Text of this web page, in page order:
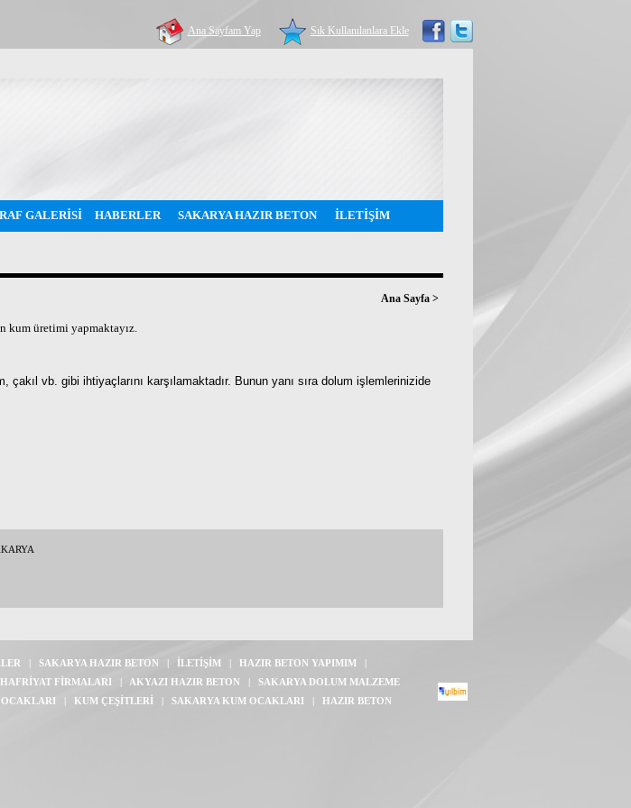
Ana Sayfam Yap Sık Kullanılanlara Ekle
GALERİSİ HABERLER SAKARYA HAZIR BETON İLETİŞİM
Ana Sayfa>
kum üretimi yapmaktayız.
vb. gibi ihtiyaçlarını karşılamaktadır. Bunun yanı sıra dolum işlemlerinizide
| SAKARYA HAZIR BETON | İLETİŞİM| HAZIR BETON YAPIMIM|
FİRMALARI| AKYAZI HAZIR BETON | SAKARYA DOLUM MALZEME
| KUM ÇEŞİTLERİ| SAKARYA KUM OCAKLARI|
HAZIR BETON